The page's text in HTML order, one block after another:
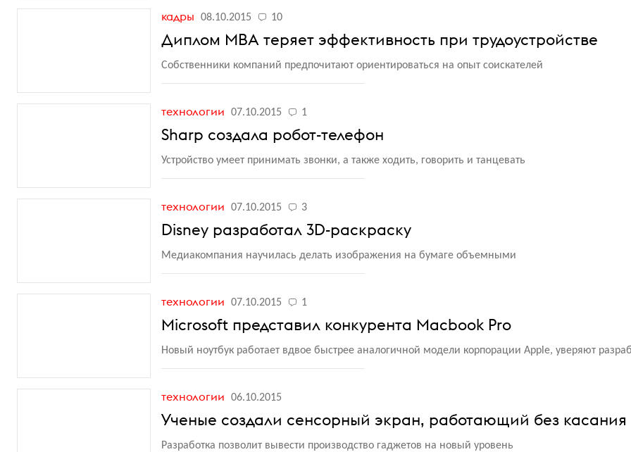
кадры 08.10.2015 10
Диплом МВА теряет эффективность при трудоустройстве
Собственники компаний предпочитают ориентироваться на опыт соискателей
технологии 07.10.2015 1
Sharp создала робот-телефон
Устройство умеет принимать звонки, а также ходить, говорить и танцевать
технологии 07.10.2015 3
Disney разработал 3D-раскраску
Медиакомпания научилась делать изображения на бумаге объемными
технологии 07.10.2015 1
Microsoft представил конкурента Macbook Pro
Новый ноутбук работает вдвое быстрее аналогичной модели корпорации Apple, уверяют
технологии 06.10.2015
Ученые создали сенсорный экран, работающий без касания
Разработка позволит вывести производство гаджетов на новый уровень